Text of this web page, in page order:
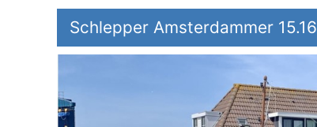
Schlepper Amsterdammer 15.16